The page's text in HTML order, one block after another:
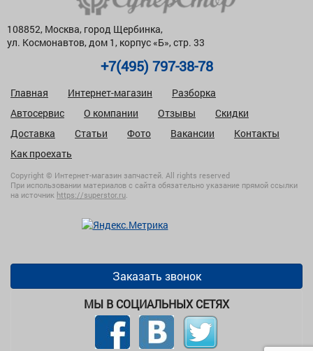
108852, Москва, город Щербинка,
ул. Космонавтов, дом 1, корпус «Б», стр. 33
+7(495) 797-38-78
Главная Интернет-магазин
Разборка
Автосервис
О компании Отзывы
Скидки
Доставка
Статьи Фото Вакансии
Контакты
Как проехать
Copyright © Интернет-магазин запчастей. All rights reserved
При использовании материалов с сайта обязательно указание прямой ссылки
на источник https://superstor.ru.
Заказать звонок
МЫ В СОЦИАЛЬНЫХ СЕТЯХ